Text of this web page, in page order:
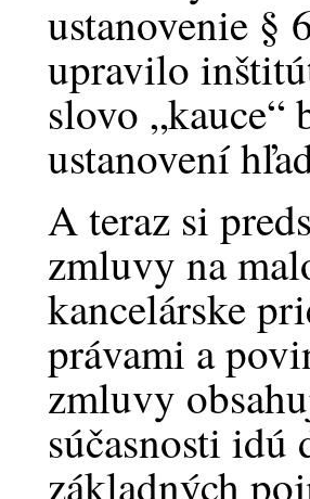
ustanovenie §
upravilo
slovo „kauce“
ustanovení
A teraz si
zmluvy na
kancelárske
právami a
zmluvy
súčasnosti idú
základných